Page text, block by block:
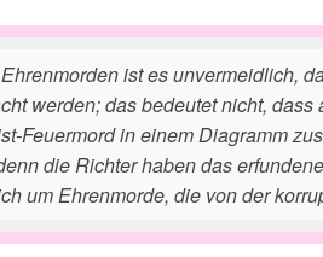
ist es unvermeidlich,
werden; das bedeutet nicht,
Feuermord in einem Diagramm
die Richter haben das
um Ehrenmorde, die von der